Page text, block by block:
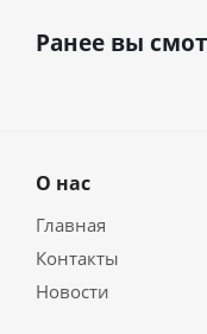
Ранее вы
О нас
Главная
Контакты
Новости